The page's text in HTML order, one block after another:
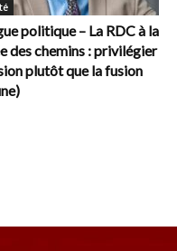
politique – La RDC à la
des chemins : privilégier
plutôt que la fusion